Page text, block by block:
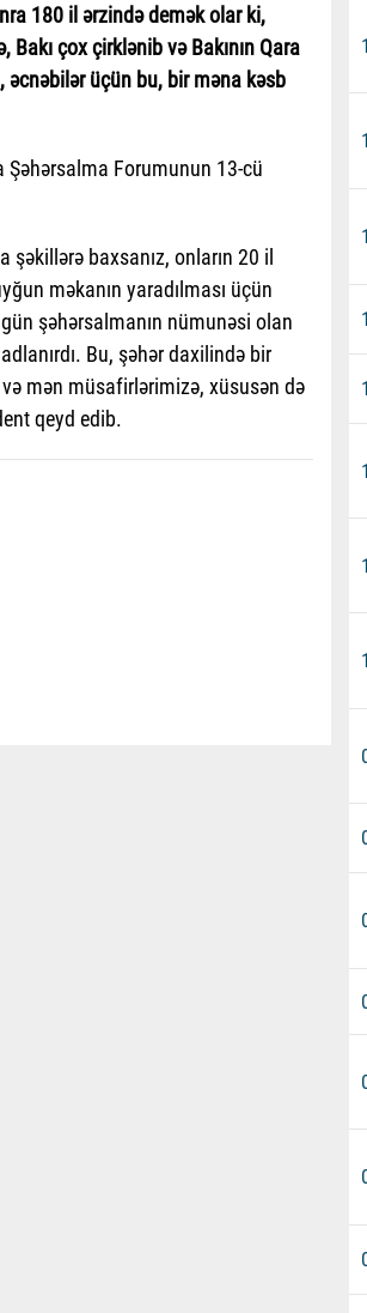
180 il ərzində demək olar ki,
çox çirklənib və Bakının Qara
üçün bu, bir məna kəsb
Forumunun 13-cü
baxsanız, onların 20 il
məkanın yaradılması üçün
şəhərsalmanın nümunəsi olan
Bu, şəhər daxilində bir
və mən müsafirlərimizə, xüsusən də
qeyd edib.